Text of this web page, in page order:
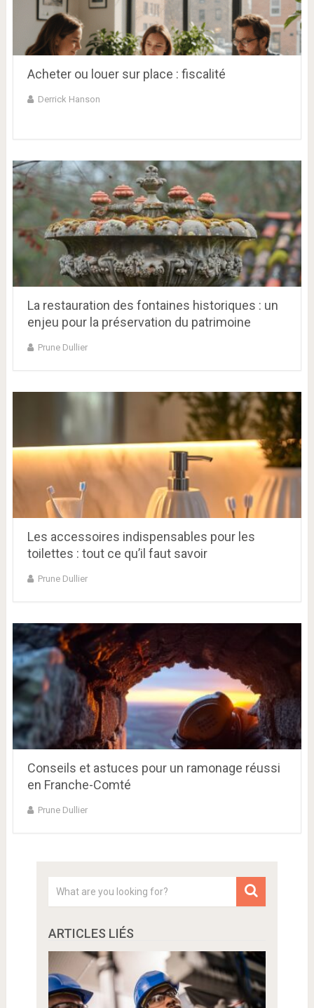
Acheter ou louer sur place : fiscalité
Derrick Hanson
La restauration des fontaines historiques : un
enjeu pour la préservation du patrimoine
Prune Dullier
Les accessoires indispensables pour les
toilettes : tout ce qu’il faut savoir
Prune Dullier
Conseils et astuces pour un ramonage réussi
en Franche-Comté
Prune Dullier
ARTICLES LIÉS